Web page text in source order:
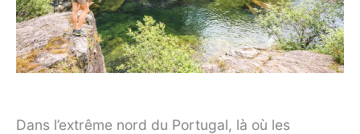
Dans l’extrême nord du Portugal, là où les